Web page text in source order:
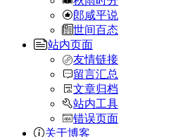
郎咸平说
世间百态
站内页面
友情链接
留言汇总
文章归档
站内工具
错误页面
关于博客